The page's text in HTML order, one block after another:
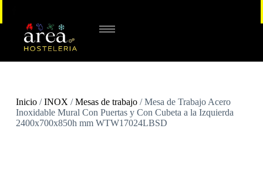
Inicio/INOX /Mesas de trabajo/ Mesa de Trabajo Acero
Inoxidable Mural Con Puertas y Con Cubeta a la Izquierda
2400x700x850h mm WTW17024LBSD